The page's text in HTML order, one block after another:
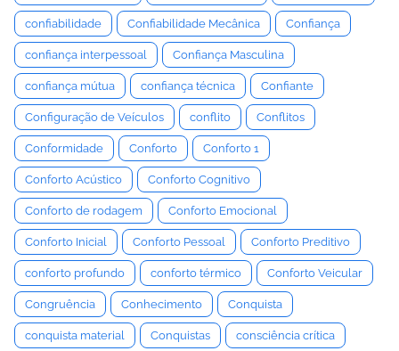
confiabilidade Confiabilidade Mecânica Confiança
confiança interpessoal Confiança Masculina
confiança mútua confiança técnica Confiante
Configuração de Veículos conflito Conflitos
Conformidade Conforto Conforto 1
Conforto Acústico Conforto Cognitivo
Conforto de rodagem Conforto Emocional
Conforto Inicial Conforto Pessoal Conforto Preditivo
conforto profundo conforto térmico Conforto Veicular
Congruência Conhecimento Conquista
conquista material Conquistas consciência crítica